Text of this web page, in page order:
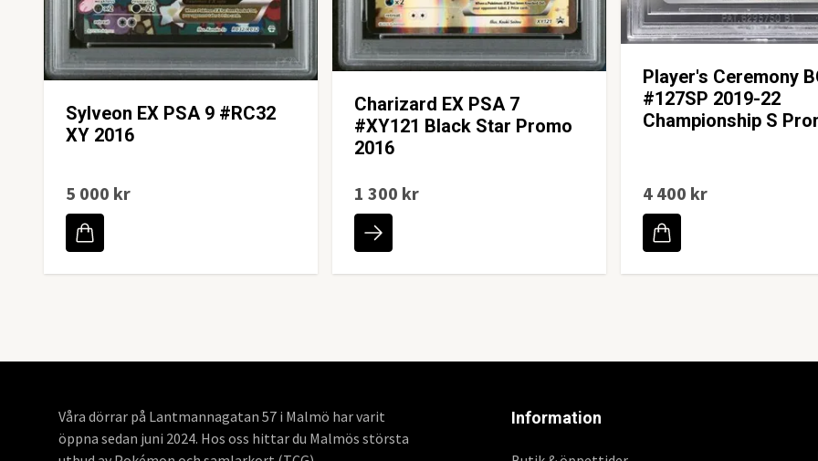
Sylveon EX PSA 9 #RC32
XY 2016
5 000 kr
Charizard EX PSA 7
#XY121 Black Star Promo
2016
1 300 kr
Player's Ceremony
#127SP 2019-22
Championship S
4 400 kr
Våra dörrar på Lantmannagatan 57 i Malmö har varit
öppna sedan juni 2024. Hos oss hittar du Malmös största
Information